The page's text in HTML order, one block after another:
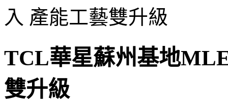
入 產能工藝雙升級
TCL華星蘇州基地
雙升級